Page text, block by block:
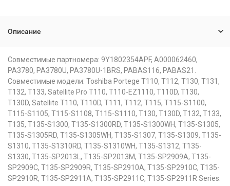
Описание
Совместимые партномера: 9Y1802354APF, A000062460,
PA3780, PA3780U, PA3780U-1BRS, PABAS116, PABAS21.
Совместимые модели: Toshiba Portege T110, T112, T130, T131,
T132, T133, Satellite Pro T110, T110-EZ1110, T110D, T130,
T130D, Satellite T110, T110D, T111, T112, T115, T115-S1100,
T115-S1105, T115-S1108, T115-S1110, T130, T130D, T132, T133,
T135, T135-S1300, T135-S1300RD, T135-S1300WH, T135-S1305,
T135-S1305RD, T135-S1305WH, T135-S1307, T135-S1309, T135-
S1310, T135-S1310RD, T135-S1310WH, T135-S1312, T135-
S1330, T135-SP2013L, T135-SP2013M, T135-SP2909A, T135-
SP2909C, T135-SP2909R, T135-SP2910A, T135-SP2910C, T135-
SP2910R, T135-SP2911A, T135-SP2911C, T135-SP2911R Series.